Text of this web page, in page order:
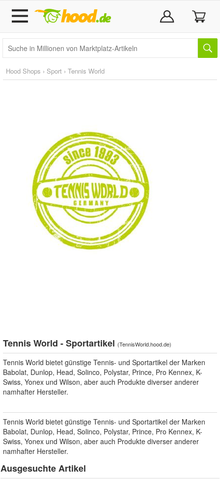
Hood Shops › Sport › Tennis World
Tennis World - Sportartikel (TennisWorld.hood.de)
Tennis World bietet günstige Tennis- und Sportartikel der Marken
Babolat, Dunlop, Head, Solinco, Polystar, Prince, Pro Kennex, K-
Swiss, Yonex und Wilson, aber auch Produkte diverser anderer
namhafter Hersteller.
Tennis World bietet günstige Tennis- und Sportartikel der Marken
Babolat, Dunlop, Head, Solinco, Polystar, Prince, Pro Kennex, K-
Swiss, Yonex und Wilson, aber auch Produkte diverser anderer
namhafter Hersteller.
Ausgesuchte Artikel